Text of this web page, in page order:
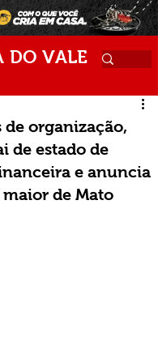
DO VALE
de organização,
de estado de
e anuncia
maior de Mato